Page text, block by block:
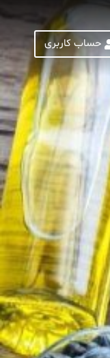
حساب کاربری